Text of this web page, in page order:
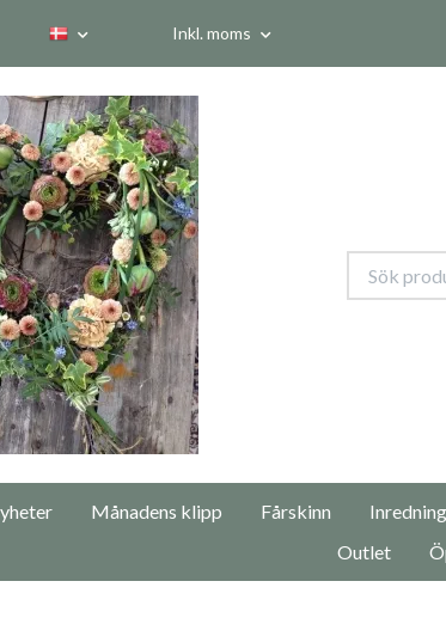
Inkl. moms
Månadens klipp Fårskinn Inredning
Outlet